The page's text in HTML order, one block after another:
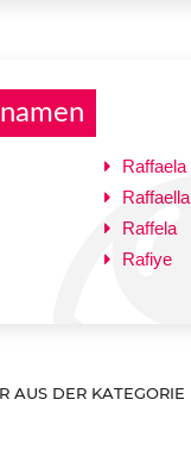
Raffaela
Raffaella
Raffela
Rafiye
AUS DER KATEGORIE